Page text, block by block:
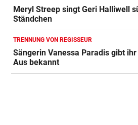
Meryl Streep singt Geri Halliwell
Ständchen
TRENNUNG VON REGISSEUR
Sängerin Vanessa Paradis gibt ihr
Aus bekannt